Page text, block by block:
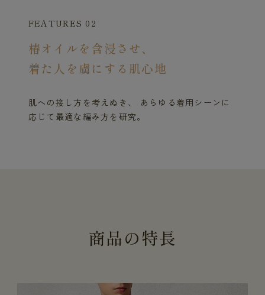
FEATURES 02
椿オイルを含浸させ、
着た人を虜にする肌心地
肌への接し方を考えぬき、 あらゆる着用シーンに
応じて最適な編み方を研究。
商品の特長